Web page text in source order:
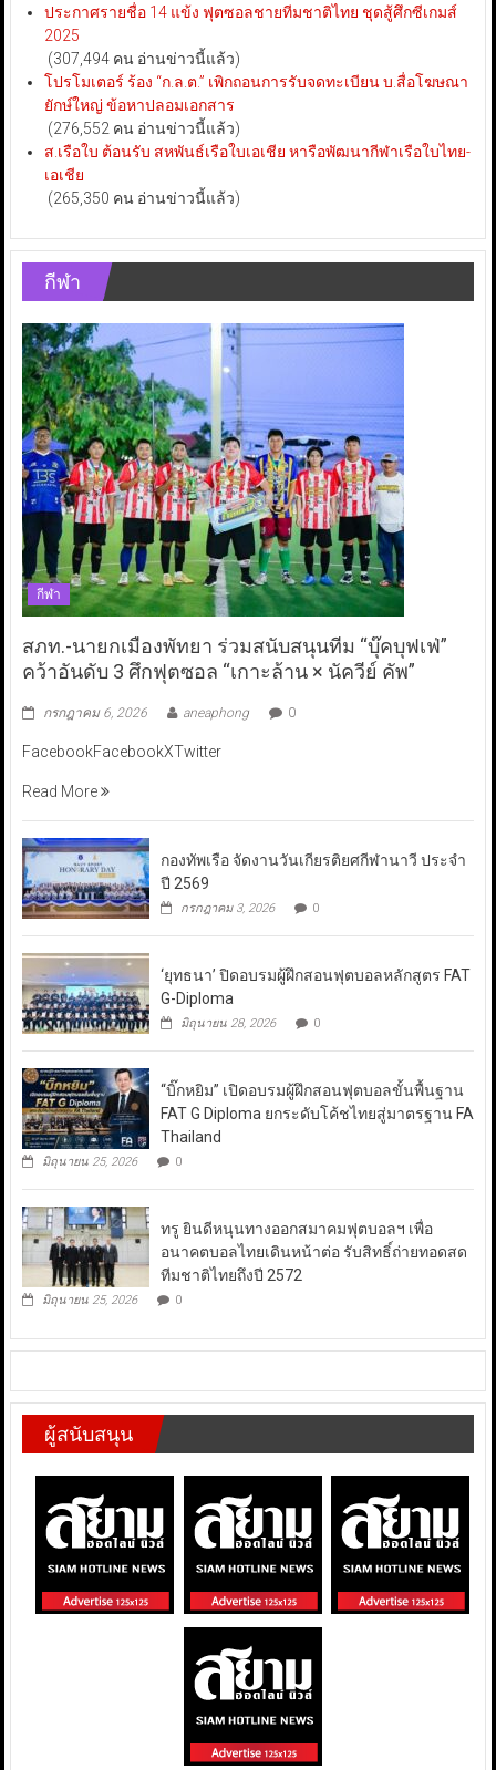
ประกาศรายชื่อ 14 แข้ง ฟุตซอลชายทีมชาติไทย ชุดสู้ศึกซีเกมส์
2025
(307,494 คน อ่านข่าวนี้แล้ว)
โปรโมเตอร์ ร้อง “ก.ล.ต.” เพิกถอนการรับจดทะเบียน บ.สื่อโฆษณา
ยักษ์ใหญ่ ข้อหาปลอมเอกสาร
(276,552 คน อ่านข่าวนี้แล้ว)
ส.เรือใบ ต้อนรับ สหพันธ์เรือใบเอเชีย หารือพัฒนากีฬาเรือใบไทย-
เอเชีย
(265,350 คน อ่านข่าวนี้แล้ว)
กีฬา
กีฬา
สภท.-นายกเมืองพัทยา ร่วมสนับสนุนทีม “บุ๊คบุฟเฟ่”
คว้าอันดับ 3 ศึกฟุตซอล “เกาะล้าน × นัควีย์ คัพ”
กรกฎาคม 6, 2026 aneaphong 0
FacebookFacebookXTwitter
Read More
กองทัพเรือ จัดงานวันเกียรติยศกีฬานาวี ประจำ
ปี 2569
กรกฎาคม 3, 2026 0
‘ยุทธนา’ ปิดอบรมผู้ฝึกสอนฟุตบอลหลักสูตร FAT
G-Diploma
มิถุนายน 28, 2026 0
“บิ๊กหยิม” เปิดอบรมผู้ฝึกสอนฟุตบอลขั้นพื้นฐาน
FAT G Diploma ยกระดับโค้ชไทยสู่มาตรฐาน FA
Thailand
มิถุนายน 25, 2026 0
ทรู ยินดีหนุนทางออกสมาคมฟุตบอลฯ เพื่อ
อนาคตบอลไทยเดินหน้าต่อ รับสิทธิ์ถ่ายทอดสด
ทีมชาติไทยถึงปี 2572
มิถุนายน 25, 2026 0
ผู้สนับสนุน